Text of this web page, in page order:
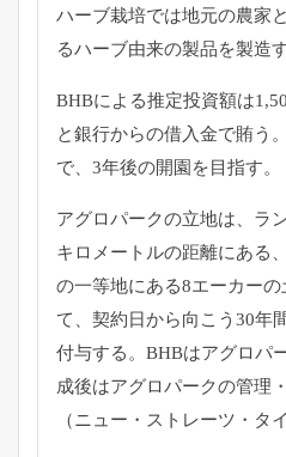
ハーブ栽培では地元の農家
るハーブ由来の製品を製造す
BHBによる推定投資額は
と銀行からの借入金で賄う
で、3年後の開園を目指す。
アグロパークの立地は、ラ
キロメートルの距離にある
の一等地にある8エーカー
て、契約日から向こう30年
付与する。BHBはアグロパ
成後はアグロパークの管理
（ニュー・ストレーツ・タ